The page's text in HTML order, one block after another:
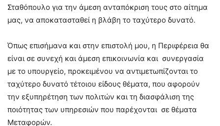
Σταθόπουλο για την άμεση ανταπόκριση τους στο αίτημα
μας, να αποκατασταθεί η βλάβη το ταχύτερο δυνατό.
Όπως επισήμανα και στην επιστολή μου, η Περιφέρεια θα
είναι σε συνεχή και άμεση επικοινωνία και συνεργασία
με το υπουργείο, προκειμένου να αντιμετωπίζονται το
ταχύτερο δυνατό τέτοιου είδους θέματα, που αφορούν
την εξυπηρέτηση των πολιτών και τη διασφάλιση της
ποιότητας των υπηρεσιών που παρέχονται σε θέματα
Μεταφορών.